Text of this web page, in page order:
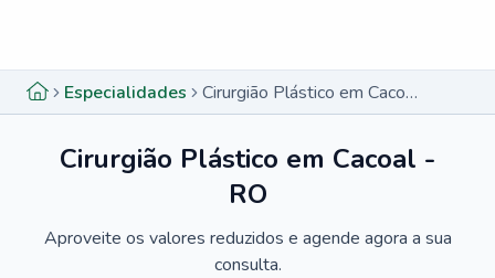
Especialidades Cirurgião Plástico em Cacoal - RO
Cirurgião Plástico em Cacoal -
RO
Aproveite os valores reduzidos e agende agora a sua
consulta.